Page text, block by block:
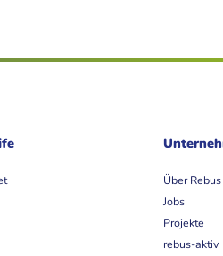
Über Rebus
Jobs
Projekte
rebus-aktiv